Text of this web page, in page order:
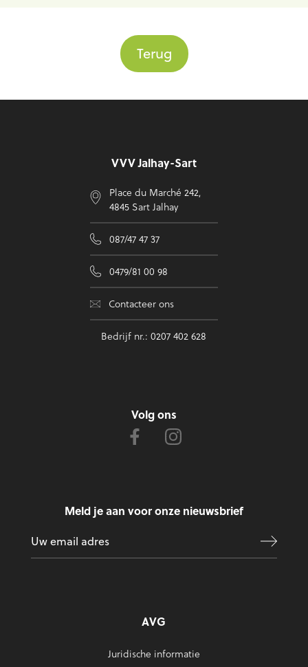
Terug
VVV Jalhay-Sart
Place du Marché 242,
4845 Sart Jalhay
087/47 47 37
0479/81 00 98
Contacteer ons
Bedrijf nr.: 0207 402 628
Volg ons
Meld je aan voor onze nieuwsbrief
AVG
Juridische informatie